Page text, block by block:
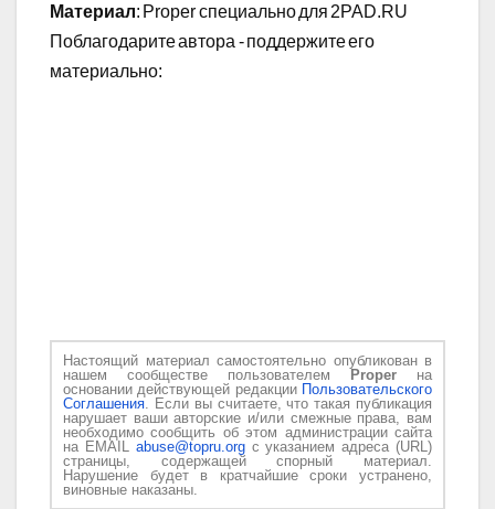
Материал: Proper специально для 2PAD.RU
Поблагодарите автора - поддержите его
материально:
Настоящий материал самостоятельно опубликован в
нашем сообществе пользователем
Proper на
основании действующей редакции Пользовательского
Соглашения . Если вы считаете, что такая публикация
нарушает ваши авторские и/или смежные права, вам
необходимо сообщить об этом администрации сайта
на EMAIL abuse@topru.orgс указанием адреса (URL)
страницы, содержащей спорный материал.
Нарушение будет в кратчайшие сроки устранено,
виновные наказаны.